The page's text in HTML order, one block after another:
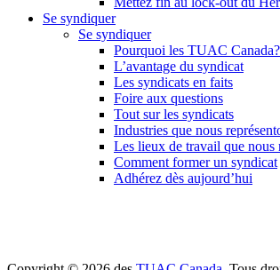
Se syndiquer
Se syndiquer
Pourquoi les TUAC Canada?
L’avantage du syndicat
Les syndicats en faits
Foire aux questions
Tout sur les syndicats
Industries que nous
Les lieux de travail que nous
Comment former un syndicat
Adhérez dès aujourd’hui